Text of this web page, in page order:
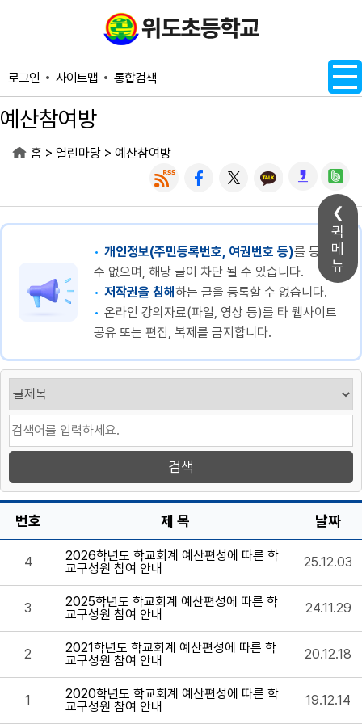
퀵
메
뉴
로그인 사이트맵 통합검색
예산참여방
홈 > 열린마당 > 예산참여방
개인정보(주민등록번호, 여권번호 등)를 등록할
수 없으며, 해당 글이 차단 될 수 있습니다.
저작권을 침해하는 글을 등록할 수 없습니다.
온라인 강의자료(파일, 영상 등)를 타 웹사이트
공유 또는 편집, 복제를 금지합니다.
번호 제 목 날짜
4
2026학년도 학교회계 예산편성에 따른 학
교구성원 참여 안내
25.12.03
3
2025학년도 학교회계 예산편성에 따른 학
교구성원 참여 안내
24.11.29
2
2021학년도 학교회계 예산편성에 따른 학
교구성원 참여 안내
20.12.18
1
2020학년도 학교회계 예산편성에 따른 학
교구성원 참여 안내
19.12.14